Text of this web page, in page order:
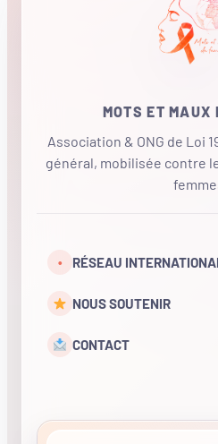
MOTS ET MAUX
Association & ONG de Loi
général, mobilisée contre
• RÉSEAU
NOUS SOUTENIR
CONTACT